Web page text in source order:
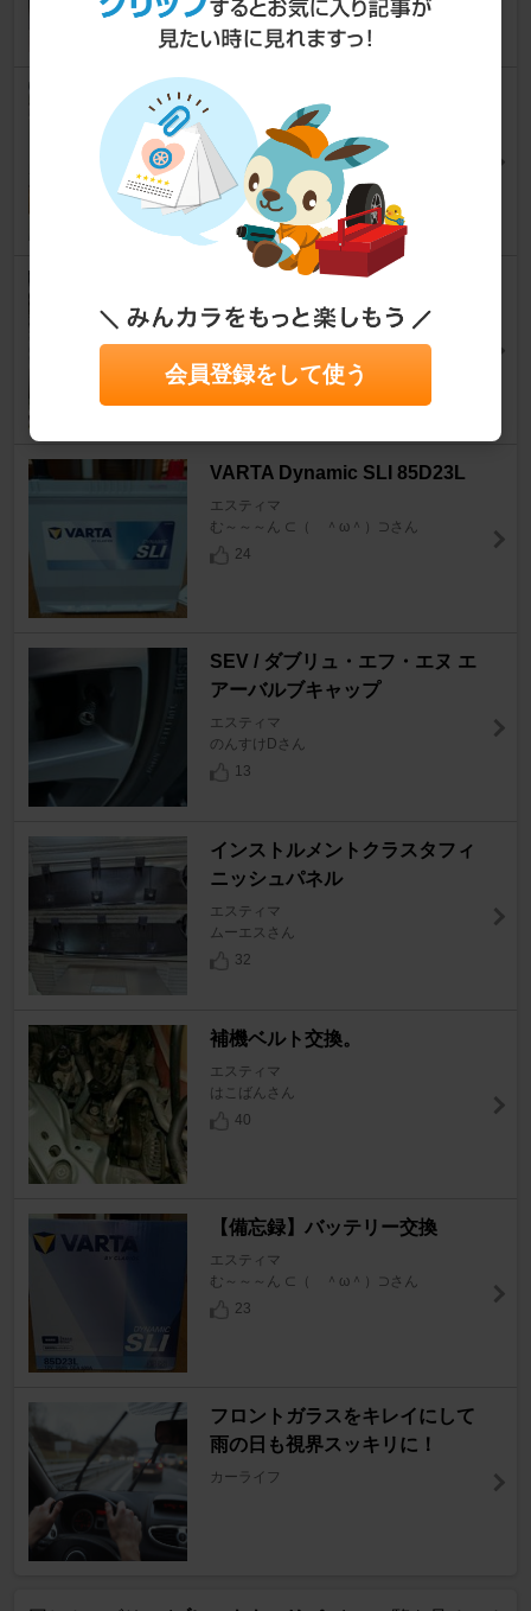
12
PIRARA PC-N10K3
エスティマ
ゆっち@HIROSHIMAさん
19
ALPINE KTP-500
エスティマ
22
VARTA Dynamic SLI 85D23L
エスティマ
む～～～ん ⊂（ ＾ω＾）⊃さん
24
SEV / ダブリュ・エフ・エヌ エ
アーバルブキャップ
エスティマ
のんすけDさん
13
インストルメントクラスタフィ
ニッシュパネル
エスティマ
ムーエスさん
32
補機ベルト交換。
エスティマ
はこばんさん
40
【備忘録】バッテリー交換
エスティマ
む～～～ん ⊂（ ＾ω＾）⊃さん
23
フロントガラスをキレイにして
雨の日も視界スッキリに！
カーライフ
会員登録をして使う